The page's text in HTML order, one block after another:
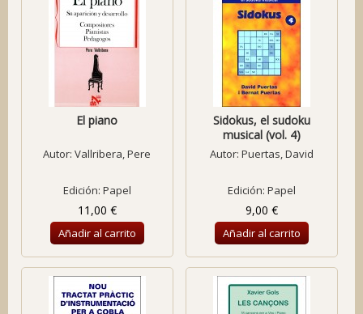
El piano
Autor:Vallribera, Pere
Edición: Papel
11,00 €
Añadir al carrito
Sidokus, el sudoku
musical (vol. 4)
Autor: Puertas, David
Edición: Papel
9,00 €
Añadir al carrito